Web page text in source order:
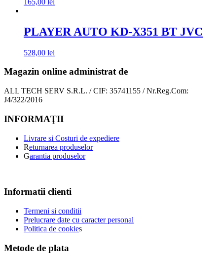
165,00 lei
PLAYER AUTO KD-X351 BT JVC
528,00 lei
Magazin online administrat de
ALL TECH SERV S.R.L. / CIF: 35741155 / Nr.Reg.Com:
J4/322/2016
INFORMAŢII
Livrare si Costuri de expediere
Returnarea produselor
Garantia produselor
Informatii clienti
Termeni si conditii
Prelucrare date cu caracter personal
Politica de cookies
Metode de plata